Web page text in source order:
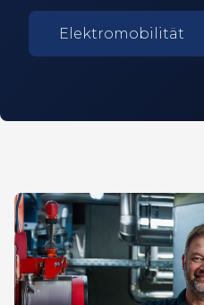
Elektromobilität